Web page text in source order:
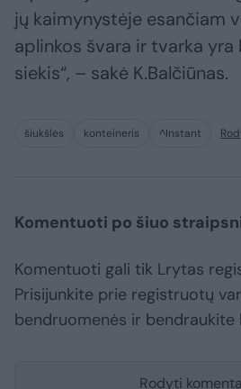
jų kaimynystėje esančiam
aplinkos švara ir tvarka yra
siekis“, – sakė K.Balčiūnas.
šiukšlės konteineris ^Instant
Komentuoti po šiuo
Komentuoti gali tik Lrytas
Prisijunkite prie registruotų
bendruomenės ir bendraukite
Rodyti